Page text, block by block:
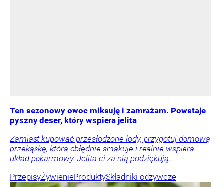
Ten sezonowy owoc miksuję i zamrażam. Powstaje
pyszny deser, który wspiera jelita
Zamiast kupować przesłodzone lody, przygotuj domową
przekąskę, która obłędnie smakuje i realnie wspiera
układ pokarmowy. Jelita ci za nią podziękują.
PrzepisyŻywienieProduktySkładniki odżywcze